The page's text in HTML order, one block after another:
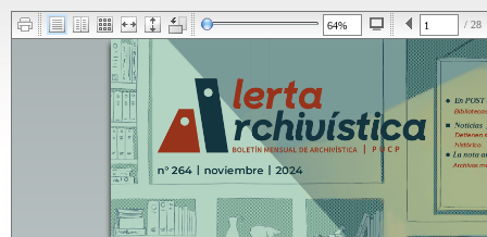
/ 28